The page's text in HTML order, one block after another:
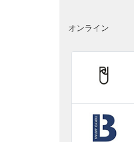
オンライン